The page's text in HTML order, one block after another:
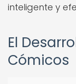
inteligente y
El
Cómicos